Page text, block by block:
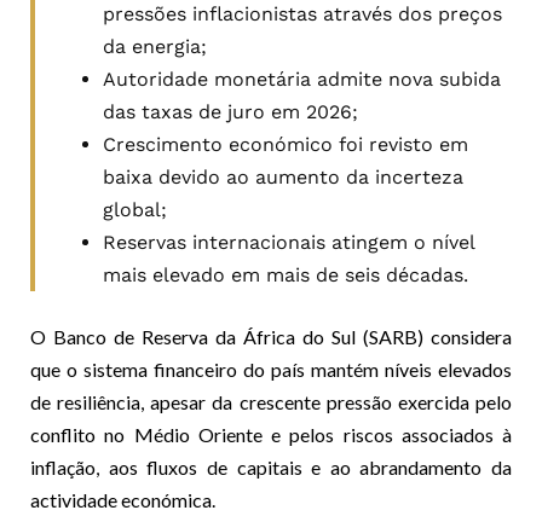
pressões inflacionistas através dos preços
da energia;
Autoridade monetária admite nova subida
das taxas de juro em 2026;
Crescimento económico foi revisto em
baixa devido ao aumento da incerteza
global;
Reservas internacionais atingem o nível
mais elevado em mais de seis décadas.
O Banco de Reserva da África do Sul (SARB) considera
que o sistema financeiro do país mantém níveis elevados
de resiliência, apesar da crescente pressão exercida pelo
conflito no Médio Oriente e pelos riscos associados à
inflação, aos fluxos de capitais e ao abrandamento da
actividade económica.